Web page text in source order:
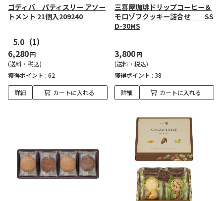
ゴディバ パティスリー アソー
トメント 21個入209240
5.0 （1）
6,280円
(送料・税込)
獲得ポイント : 62
詳細 カートに入れる
三喜屋珈琲ドリップコーヒー＆
モロゾフクッキー詰合せ SS
D-30MS
3,800円
(送料・税込)
獲得ポイント : 38
詳細 カートに入れる